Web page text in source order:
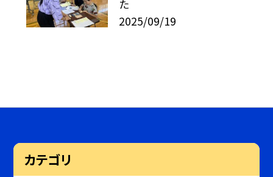
た
2025/09/19
カテゴリ